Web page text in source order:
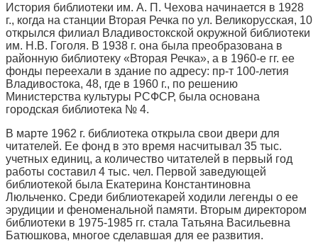
История библиотеки им. А. П. Чехова начинается в 1928
г., когда на станции Вторая Речка по ул. Великорусская, 10
открылся филиал Владивостокской окружной библиотеки
им. Н.В. Гоголя. В 1938 г. она была преобразована в
районную библиотеку «Вторая Речка», а в 1960-е гг. ее
фонды переехали в здание по адресу: пр-т 100-летия
Владивостока, 48, где в 1960 г., по решению
Министерства культуры РСФСР, была основана
городская библиотека № 4.
В марте 1962 г. библиотека открыла свои двери для
читателей. Ее фонд в это время насчитывал 35 тыс.
учетных единиц, а количество читателей в первый год
работы составил 4 тыс. чел. Первой заведующей
библиотекой была Екатерина Константиновна
Люльченко. Среди библиотекарей ходили легенды о ее
эрудиции и феноменальной памяти. Вторым директором
библиотеки в 1975-1985 гг. стала Татьяна Васильевна
Батюшкова, многое сделавшая для ее развития.